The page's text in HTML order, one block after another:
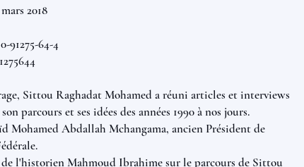
2018
91275-64-4
Sittou Raghadat Mohamed a réuni articles et interviews
parcours et ses idées des années 1990 à nos jours.
Mohamed Abdallah Mchangama, ancien Président de
l'historien Mahmoud Ibrahime sur le parcours de Sittou